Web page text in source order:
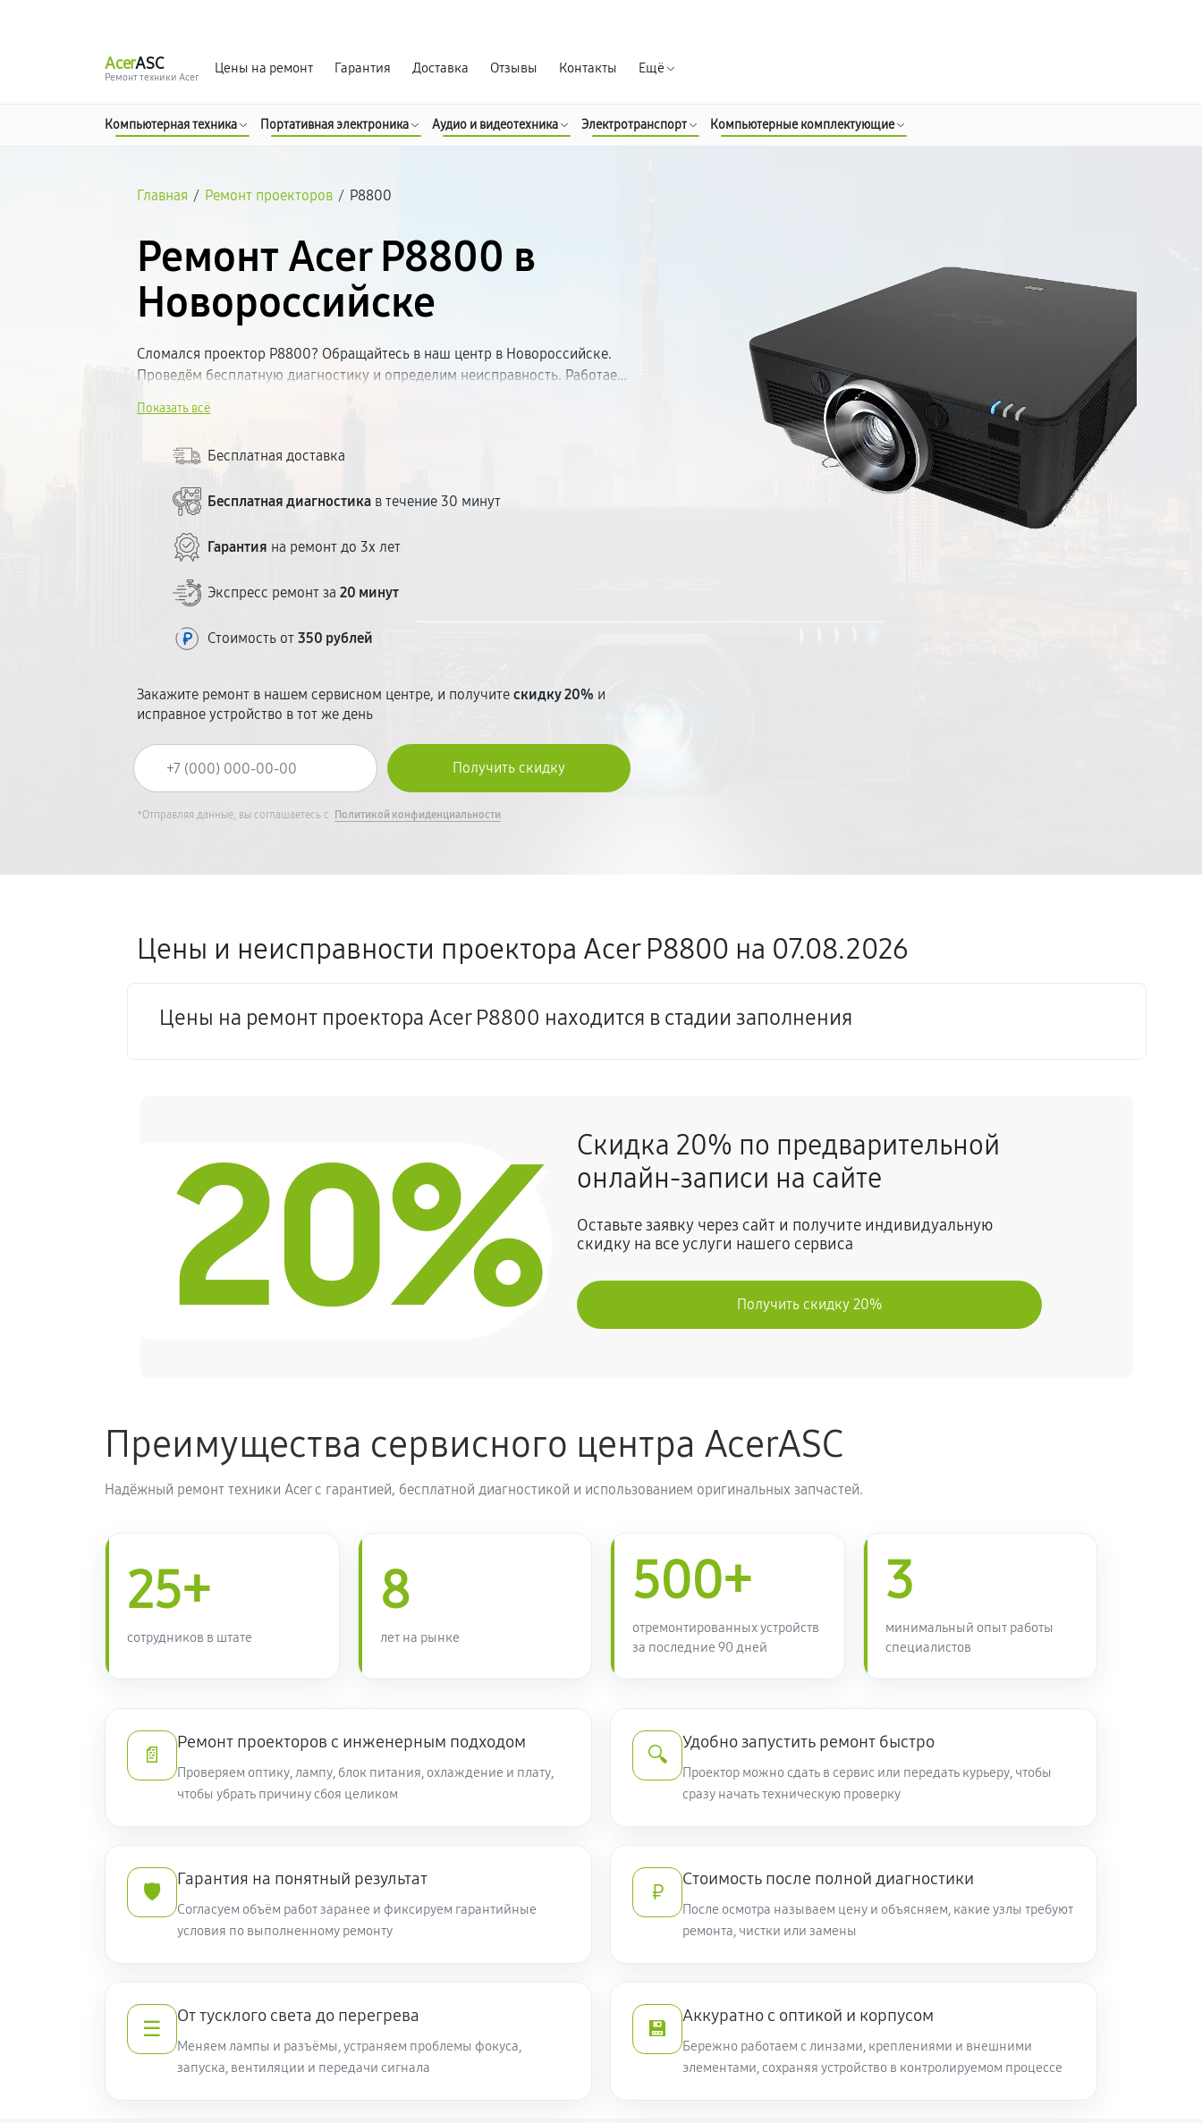
AcerASC
Ремонт техники Acer
Цены на ремонт Гарантия Доставка Отзывы Контакты Ещё
Компьютерная техника Портативная электроника Аудио и видеотехника Электротранспорт Компьютерные комплектующие
Главная / Ремонт проекторов / P8800
Ремонт Acer P8800 в
Новороссийске
Сломался проектор P8800? Обращайтесь в наш центр в Новороссийске.
Проведём бесплатную диагностику и определим неисправность. Работаем
Ремонт — от 30 минут. Стоимость озвучиваем до начала ремонта. Без
Показать всё
Бесплатная доставка
Бесплатная диагностика в течение 30 минут
Гарантия на ремонт до 3х лет
Экспресс ремонт за20 минут
Стоимость от350 рублей
Закажите ремонт в нашем сервисном центре, и получитескидку 20% и
исправное устройство в тот же день
*Отправляя данные, вы соглашаетесь с Политикой конфиденциальности
Цены и неисправности проектора Acer P8800 на 07.08.2026
Цены на ремонт проектора Acer P8800 находится в стадии заполнения
20%
Скидка 20% по предварительной
онлайн-записи на сайте
Оставьте заявку через сайт и получите индивидуальную
скидку на все услуги нашего сервиса
Получить скидку 20%
Преимущества сервисного центра AcerASC
Надёжный ремонт техники Acer с гарантией, бесплатной диагностикой и использованием оригинальных запчастей.
25+
сотрудников в штате
8
лет на рынке
500+
отремонтированных устройств
за последние 90 дней
3
минимальный опыт работы
специалистов
📄
Ремонт проекторов с инженерным подходом
Проверяем оптику, лампу, блок питания, охлаждение и плату,
чтобы убрать причину сбоя целиком
🔍
Удобно запустить ремонт быстро
Проектор можно сдать в сервис или передать курьеру, чтобы
сразу начать техническую проверку
🛡️
Гарантия на понятный результат
Согласуем объём работ заранее и фиксируем гарантийные
условия по выполненному ремонту
₽
Стоимость после полной диагностики
После осмотра называем цену и объясняем, какие узлы требуют
ремонта, чистки или замены
☰
От тусклого света до перегрева
Меняем лампы и разъёмы, устраняем проблемы фокуса,
запуска, вентиляции и передачи сигнала
💾
Аккуратно с оптикой и корпусом
Бережно работаем с линзами, креплениями и внешними
элементами, сохраняя устройство в контролируемом процессе